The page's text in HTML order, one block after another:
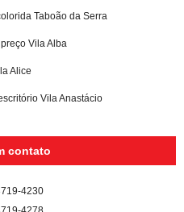
Taboão da Serra
Vila Alba
Alice
Vila Anastácio
contato
4230